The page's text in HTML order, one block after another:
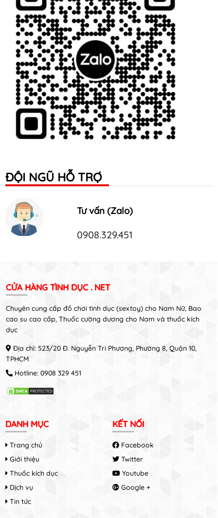
ĐỘI NGŨ HỖ TRỢ
Tư vấn (Zalo)
0908.329.451
CỬA HÀNG TÌNH DỤC . NET
Chuyên cung cấp đồ chơi tình dục (sextoy) cho Nam Nữ, Bao
cao su cao cấp, Thuốc cường dương cho Nam và thuốc kích
dục
Địa chỉ: 523/20 Đ. Nguyễn Tri Phương, Phường 8, Quận 10,
TPHCM
Hotline: 0908 329 451
DANH MỤC
Trang chủ
Giới thiệu
Thuốc kích dục
Dịch vụ
Tin tức
KẾT NỐI
Facebook
Twitter
Youtube
Google +